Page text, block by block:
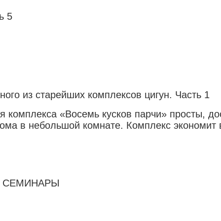
5
из старейших комплексов цигун. Часть 1
комплекса «Восемь кусков парчи» просты,
в небольшой комнате. Комплекс
СЕМИНАРЫ